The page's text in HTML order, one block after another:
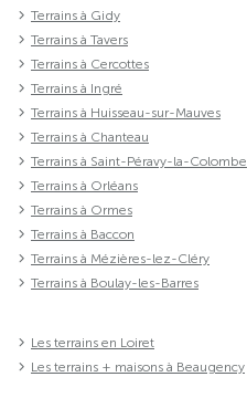
Terrains à Gidy
Terrains à Tavers
Terrains à Cercottes
Terrains à Ingré
Terrains à Huisseau-sur-Mauves
Terrains à Chanteau
Terrains à Saint-Péravy-la-Colombe
Terrains à Orléans
Terrains à Ormes
Terrains à Baccon
Terrains à Mézières-lez-Cléry
Terrains à Boulay-les-Barres
Les terrains en Loiret
Les terrains + maisons à Beaugency